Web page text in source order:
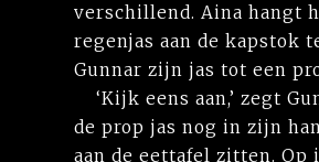
verschillend. Aina hangt
regenjas aan de kapstok
Gunnar zijn jas tot een
‘Kijk eens aan,’ zegt
de prop jas nog in zijn
aan de eettafel zitten. Op